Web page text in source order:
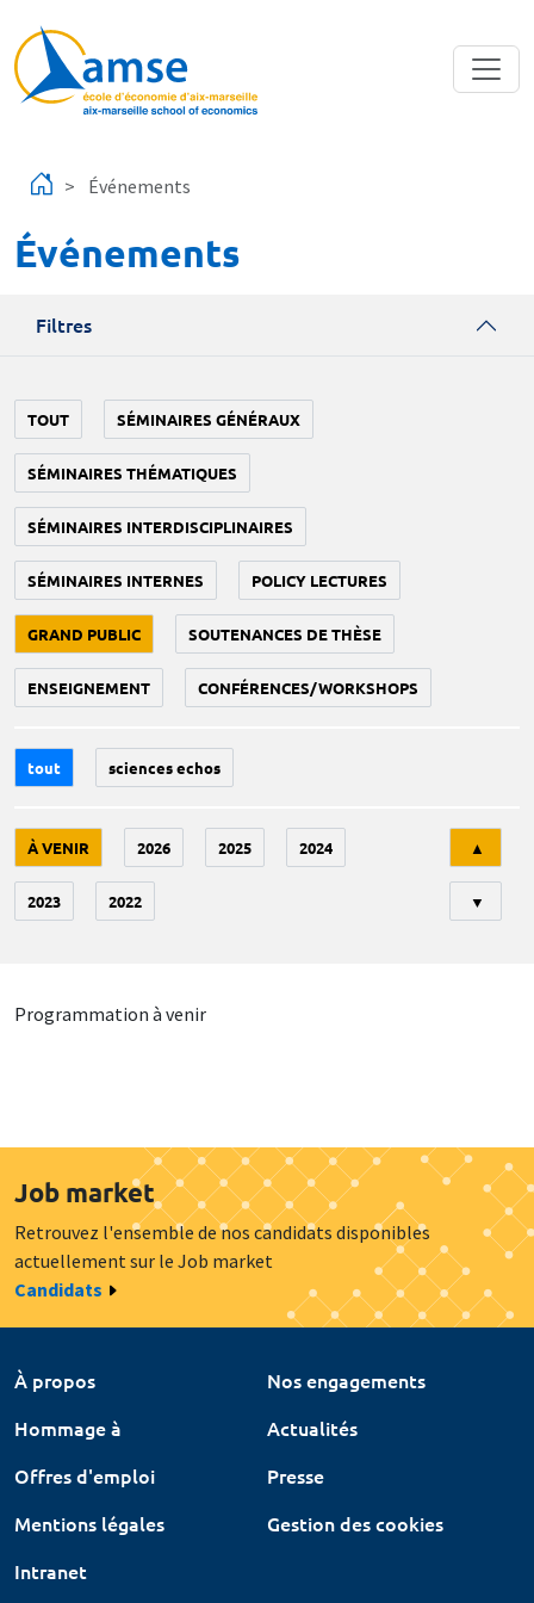
Événements
Événements
Filtres
TOUT SÉMINAIRES GÉNÉRAUX
SÉMINAIRES THÉMATIQUES
SÉMINAIRES INTERDISCIPLINAIRES
SÉMINAIRES INTERNES POLICY LECTURES
GRAND PUBLIC SOUTENANCES DE THÈSE
ENSEIGNEMENT CONFÉRENCES/WORKSHOPS
tout sciences echos
À VENIR 2026 2025 2024
2023 2022
▲
▼
Programmation à venir
Job market
Retrouvez l'ensemble de nos candidats disponibles
actuellement sur le Job market
Candidats
À propos
Nos engagements
Hommage à
Actualités
Offres d'emploi
Presse
Mentions légales
Gestion des cookies
Intranet